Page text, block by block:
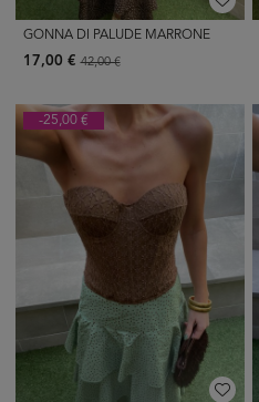
GONNA DI PALUDE MARRONE
17,00 €42,00 €
-25,00 €